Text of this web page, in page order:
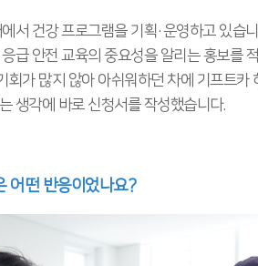
서 건강 프로그램을 기획·운영하고 있습
급 안전 교육의 중요성을 알리는 홍보를
가 많지 않아 아쉬워하던 차에 기프트카
생각에 바로 신청서를 작성했습니다.
어떤 반응이었나요?